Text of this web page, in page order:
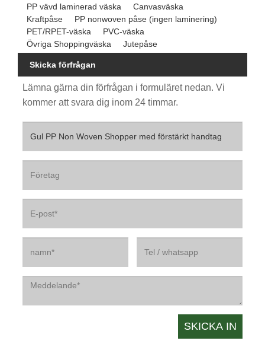
PP vävd laminerad väska
Canvasväska
Kraftpåse
PP nonwoven påse (ingen laminering)
PET/RPET-väska
PVC-väska
Övriga Shoppingväska
Jutepåse
Skicka förfrågan
Lämna gärna din förfrågan i formuläret nedan. Vi
kommer att svara dig inom 24 timmar.